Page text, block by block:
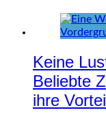
Keine
Beliebte
ihre